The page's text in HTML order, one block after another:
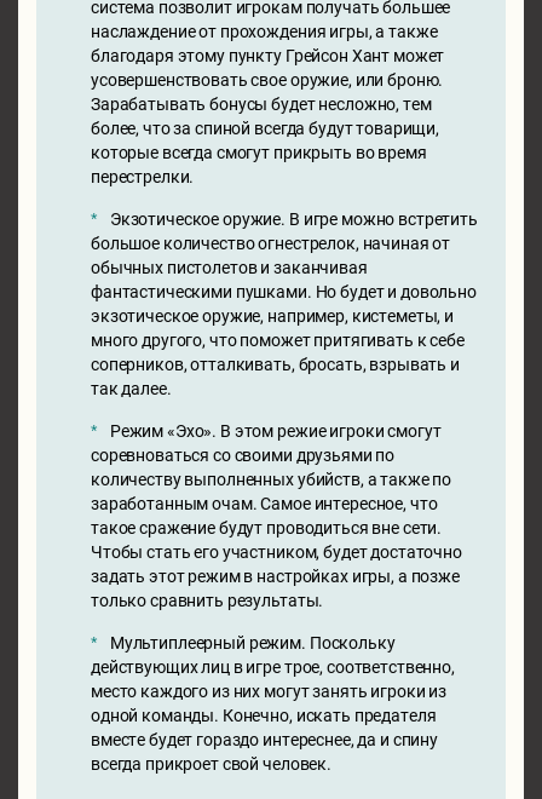
система позволит игрокам получать большее
наслаждение от прохождения игры, а также
благодаря этому пункту Грейсон Хант может
усовершенствовать свое оружие, или броню.
Зарабатывать бонусы будет несложно, тем
более, что за спиной всегда будут товарищи,
которые всегда смогут прикрыть во время
перестрелки.
Экзотическое оружие. В игре можно встретить
большое количество огнестрелок, начиная от
обычных пистолетов и заканчивая
фантастическими пушками. Но будет и довольно
экзотическое оружие, например, кистеметы, и
много другого, что поможет притягивать к себе
соперников, отталкивать, бросать, взрывать и
так далее.
Режим «Эхо». В этом режие игроки смогут
соревноваться со своими друзьями по
количеству выполненных убийств, а также по
заработанным очам. Самое интересное, что
такое сражение будут проводиться вне сети.
Чтобы стать его участником, будет достаточно
задать этот режим в настройках игры, а позже
только сравнить результаты.
Мультиплеерный режим. Поскольку
действующих лиц в игре трое, соответственно,
место каждого из них могут занять игроки из
одной команды. Конечно, искать предателя
вместе будет гораздо интереснее, да и спину
всегда прикроет свой человек.